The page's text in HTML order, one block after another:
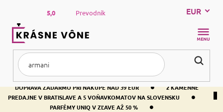
obsah
DOPRAVA ZADARMO PRI NÁKUPE NAD 39 EUR •
2 KAMENNÉ
PREDAJNE V BRATISLAVE A 5 VOŇAVKOMATOV NA SLOVENSKU
•
PARFÉMY UNIQ V ZĽAVE AŽ 50 % •
5,0 Prevodník EUR